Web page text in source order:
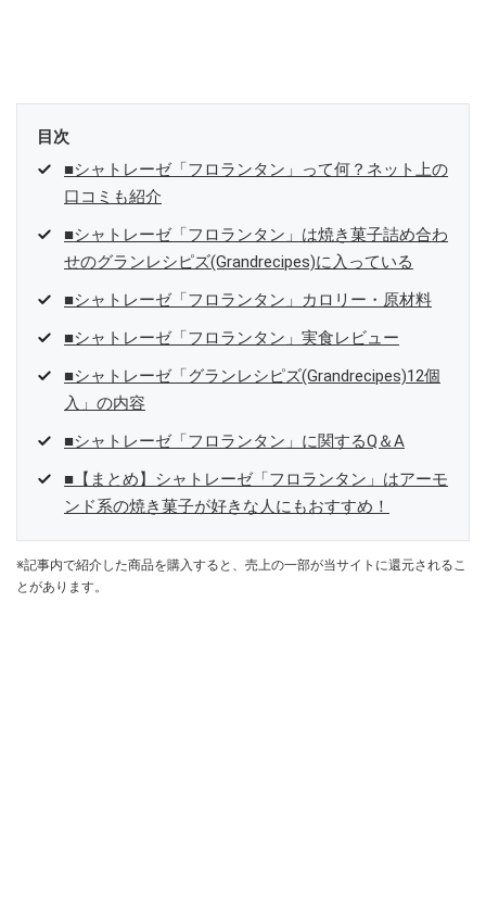
目次
■シャトレーゼ「フロランタン」って何？ネット上の
口コミも紹介
■シャトレーゼ「フロランタン」は焼き菓子詰め合わ
せのグランレシピズ(Grandrecipes)に入っている
■シャトレーゼ「フロランタン」カロリー・原材料
■シャトレーゼ「フロランタン」実食レビュー
■シャトレーゼ「グランレシピズ(Grandrecipes)12個
入」の内容
■シャトレーゼ「フロランタン」に関するQ＆A
■【まとめ】シャトレーゼ「フロランタン」はアーモ
ンド系の焼き菓子が好きな人にもおすすめ！
※記事内で紹介した商品を購入すると、売上の一部が当サイトに還元されるこ
とがあります。